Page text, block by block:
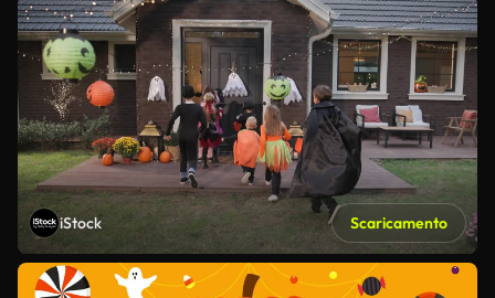
iStock Scaricamento